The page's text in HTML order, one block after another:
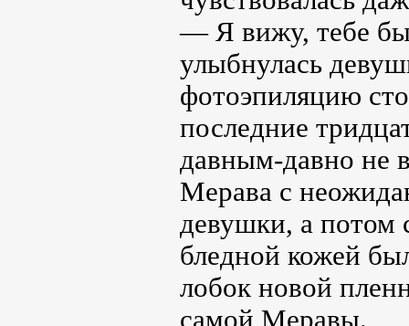
— Я вижу, тебе
улыбнулась
фотоэпиляцию
последние
давным-давно не
Мерава с
девушки, а потом
бледной кожей
лобок новой
самой Меравы.